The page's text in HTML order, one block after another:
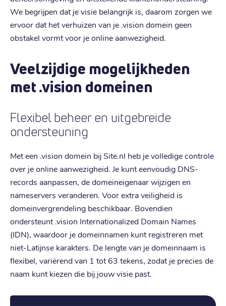
We begrijpen dat je visie belangrijk is, daarom zorgen we
ervoor dat het verhuizen van je .vision domein geen
obstakel vormt voor je online aanwezigheid.
Veelzijdige mogelijkheden
met .vision domeinen
Flexibel beheer en uitgebreide
ondersteuning
Met een .vision domein bij Site.nl heb je volledige controle
over je online aanwezigheid. Je kunt eenvoudig DNS-
records aanpassen, de domeineigenaar wijzigen en
nameservers veranderen. Voor extra veiligheid is
domeinvergrendeling beschikbaar. Bovendien
ondersteunt .vision Internationalized Domain Names
(IDN), waardoor je domeinnamen kunt registreren met
niet-Latijnse karakters. De lengte van je domeinnaam is
flexibel, variërend van 1 tot 63 tekens, zodat je precies de
naam kunt kiezen die bij jouw visie past.